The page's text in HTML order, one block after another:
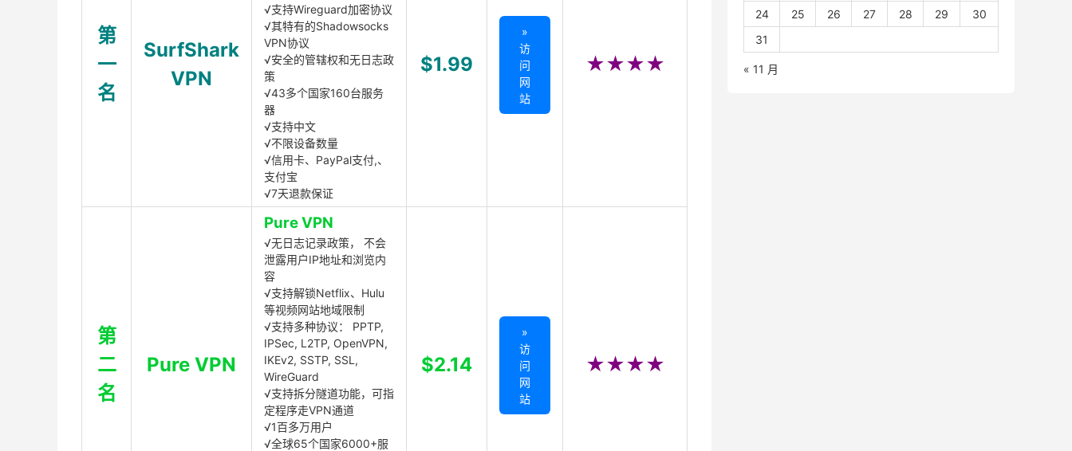
第
一
名
SurfShark
VPN
√支持Wireguard加密协议
√其特有的Shadowsocks
VPN协议
√安全的管辖权和无日志政
策
√43多个国家160台服务
器
√支持中文
√不限设备数量
√信用卡、PayPal支付,、
支付宝
√7天退款保证
$1.99
»
访
问
网
站
★★★★
第
二
名
Pure VPN
Pure VPN
√无日志记录政策， 不会
泄露用户IP地址和浏览内
容
√支持解锁Netflix、Hulu
等视频网站地域限制
√支持多种协议： PPTP,
IPSec, L2TP, OpenVPN,
IKEv2, SSTP, SSL,
WireGuard
√支持拆分隧道功能，可指
定程序走VPN通道
√1百多万用户
√全球65个国家6000+服
$2.14
»
访
问
网
站
★★★★
24
25 26 27 28 29
30
31
« 11 月